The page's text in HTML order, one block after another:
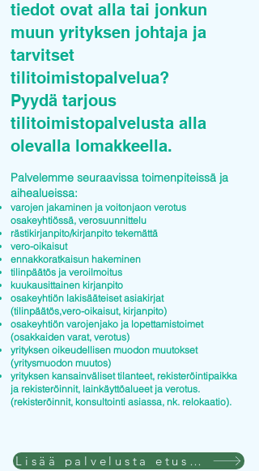
tiedot ovat alla tai jonkun
muun yrityksen johtaja ja
tarvitset
tilitoimistopalvelua?
Pyydä tarjous
tilitoimistopalvelusta alla
olevalla lomakkeella.
Palvelemme seuraavissa toimenpiteissä ja
aihealueissa:
varojen jakaminen ja voitonjaon verotus
osakeyhtiössä, verosuunnittelu
rästikirjanpito/kirjanpito tekemättä
vero-oikaisut
ennakkoratkaisun hakeminen
tilinpäätös ja veroilmoitus
kuukausittainen kirjanpito
osakeyhtiön lakisääteiset asiakirjat
(tilinpäätös,vero-oikaisut, kirjanpito)
osakeyhtiön varojenjako ja lopettamistoimet
(osakkaiden varat, verotus)
yrityksen oikeudellisen muodon muutokset
(yritysmuodon muutos)
yrityksen kansainväliset tilanteet, rekisteröintipaikka
ja rekisteröinnit, lainkäyttöalueet ja verotus.
(rekisteröinnit, konsultointi asiassa, nk. relokaatio).
Lisää palvelusta etusivulla